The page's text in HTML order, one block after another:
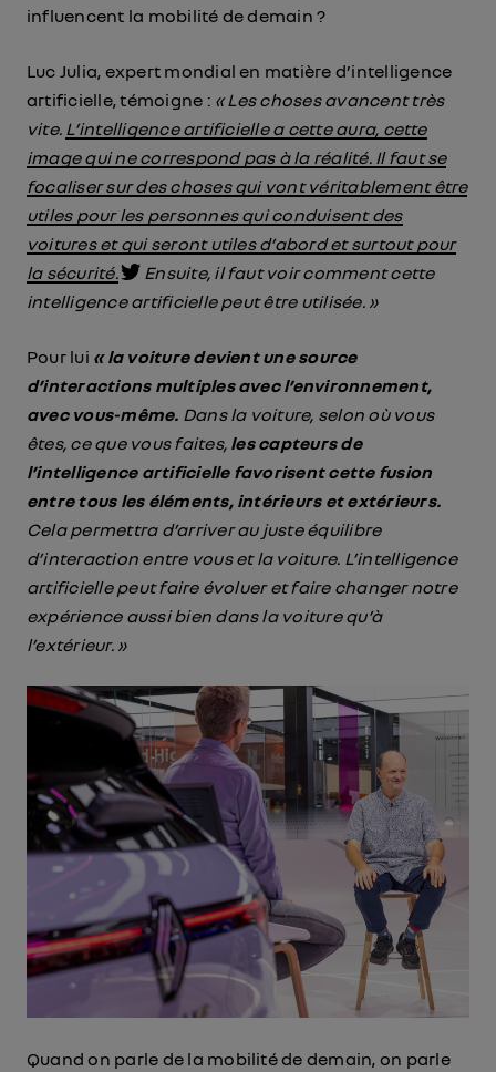
influencent la mobilité de demain ?
Luc Julia, expert mondial en matière d’intelligence
artificielle, témoigne : « Les choses avancent très
vite. L’intelligence artificielle a cette aura, cette
image qui ne correspond pas à la réalité. Il faut se
focaliser sur des choses qui vont véritablement être
utiles pour les personnes qui conduisent des
voitures et qui seront utiles d’abord et surtout pour
la sécurité.
Ensuite, il faut voir comment cette
intelligence artificielle peut être utilisée. »
Pour lui « la voiture devient une source
d’interactions multiples avec l’environnement,
avec vous-même. Dans la voiture, selon où vous
êtes, ce que vous faites, les capteurs de
l’intelligence artificielle favorisent cette fusion
entre tous les éléments, intérieurs et extérieurs.
Cela permettra d’arriver au juste équilibre
d’interaction entre vous et la voiture. L’intelligence
artificielle peut faire évoluer et faire changer notre
expérience aussi bien dans la voiture qu’à
l’extérieur. »
Quand on parle de la mobilité de demain, on parle